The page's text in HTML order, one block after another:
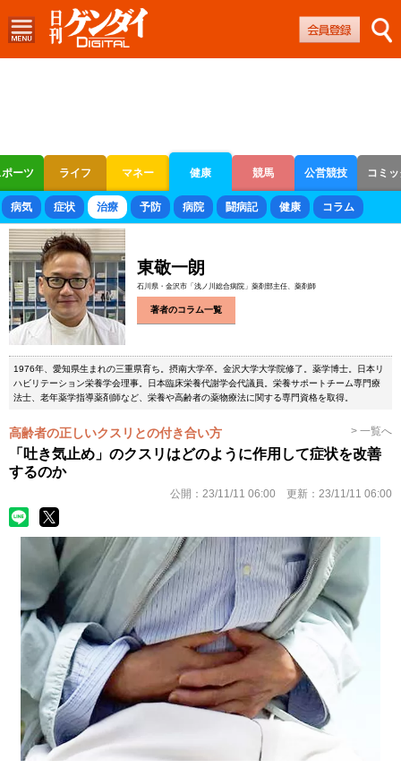
ーツ ライフ マネー 健康 競馬 公営競技 コミ
ボートレース 競輪 オートレース
病気 症状 治療 予防 病院 闘病記 健康 コラム
東敬一朗
石川県・金沢市「浅ノ川総合病院」薬剤部主任、薬剤師
著者のコラム一覧
1976年、愛知県生まれの三重県育ち。摂南大学卒。金沢大学大学院修了。薬学博士。日本リ
ハビリテーション栄養学会理事。日本臨床栄養代謝学会代議員。栄養サポートチーム専門療
法士、老年薬学指導薬剤師など、栄養や高齢者の薬物療法に関する専門資格を取得。
高齢者の正しいクスリとの付き合い方 > 一覧へ
「吐き気止め」のクスリはどのように作用して症状を改善
するのか
公開： 23/11/11 06:00 更新： 23/11/11 06:00